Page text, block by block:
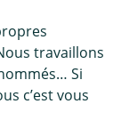
travaillons
Si
c’est vous